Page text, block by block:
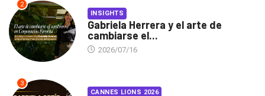
2
INSIGHTS
Gabriela Herrera y el arte de
cambiarse el...
2026/07/16
3
CANNES LIONS 2026